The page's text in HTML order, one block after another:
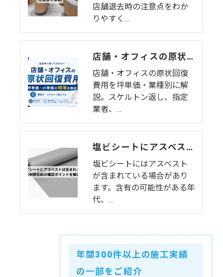
店舗退去時の注意点をわか
りやすく…
店舗・オフィスの原状回復費用の相場はいくら？坪単価・業種別の内訳と費用を抑えるコツを徹底解説【2026年版】
店舗・オフィスの原状回復
費用を坪単価・業種別に解
説。スケルトン返し、指定
業者、…
塩ビシートにアスベストは含まれる？床材撤去前の確認ポイントを解説
塩ビシートにはアスベスト
が含まれている場合があり
ます。含有の可能性がある年
代、…
年間300件以上の施工実績
の一部をご紹介